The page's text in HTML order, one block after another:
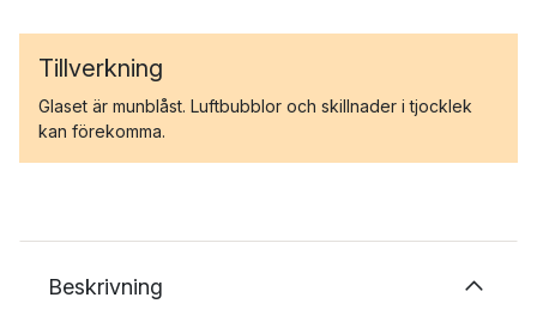
Tillverkning
Glaset är munblåst. Luftbubblor och skillnader i tjocklek
kan förekomma.
Beskrivning